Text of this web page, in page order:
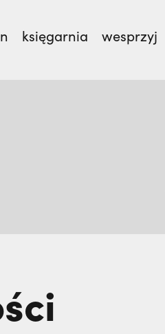
księgarnia wesprzyj